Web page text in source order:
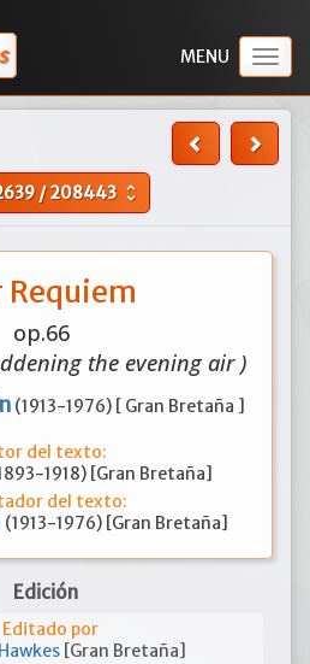
/208443 unfold_more
Requiem
op.66
the evening air )
(1913-1976) [ Gran Bretaña ]
del texto:
1918) [Gran Bretaña]
del texto:
(1913-1976) [Gran Bretaña]
Edición
Editado por
[Gran Bretaña]